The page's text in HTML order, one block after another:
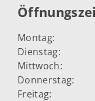
Montag:
Dienstag:
Mittwoch:
Donnerstag:
Freitag: